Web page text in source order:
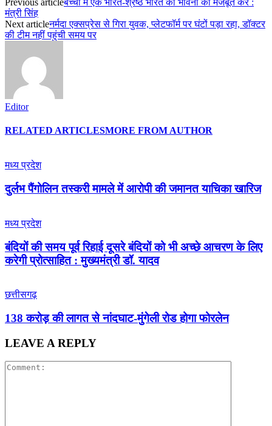
मंत्री सिंह
Next articleनर्मदा एक्सप्रेस से गिरा युवक, प्लेटफॉर्म पर घंटों पड़ा रहा, डॉक्टर
की टीम नहीं पहुंची समय पर
Editor
RELATED ARTICLESMORE FROM AUTHOR
मध्य प्रदेश
दुर्लभ पैंगोलिन तस्करी मामले में आरोपी की जमानत याचिका खारिज
मध्य प्रदेश
बंदियों की समय पूर्व रिहाई दूसरे बंदियों को भी अच्छे आचरण के लिए
करेगी प्रोत्साहित : मुख्यमंत्री डॉ. यादव
छत्तीसगढ़
138 करोड़ की लागत से नांदघाट-मुंगेली रोड होगा फोरलेन
LEAVE A REPLY